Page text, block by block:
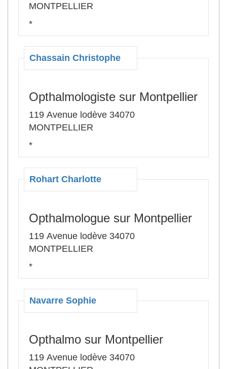
MONTPELLIER
*
Chassain Christophe
Opthalmologiste sur Montpellier
119 Avenue lodève 34070
MONTPELLIER
*
Rohart Charlotte
Opthalmologue sur Montpellier
119 Avenue lodève 34070
MONTPELLIER
*
Navarre Sophie
Opthalmo sur Montpellier
119 Avenue lodève 34070